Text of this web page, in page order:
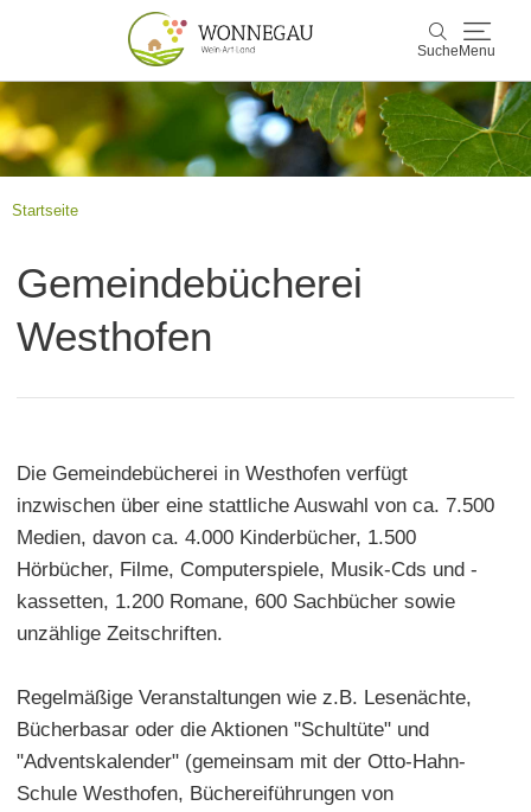
Suche Menu
Suche
Wonnegau
Startseite
Gemeindebücherei
Westhofen
Die Gemeindebücherei in Westhofen verfügt
inzwischen über eine stattliche Auswahl von ca. 7.500
Medien, davon ca. 4.000 Kinderbücher, 1.500
Hörbücher, Filme, Computerspiele, Musik-Cds und -
kassetten, 1.200 Romane, 600 Sachbücher sowie
unzählige Zeitschriften.
Regelmäßige Veranstaltungen wie z.B. Lesenächte,
Bücherbasar oder die Aktionen "Schultüte" und
"Adventskalender" (gemeinsam mit der Otto-Hahn-
Schule Westhofen, Büchereiführungen von